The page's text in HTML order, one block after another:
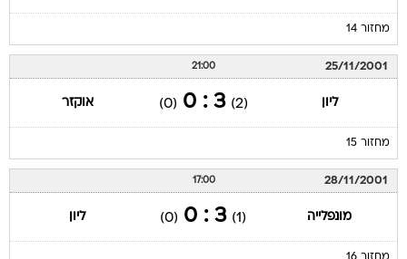
מחזור 14
25/11/2001
21:00
ליון (2)
3 : 0
(0) אוקזר
מחזור 15
28/11/2001
17:00
מונפלייה (1)
3 : 0
(0) ליון